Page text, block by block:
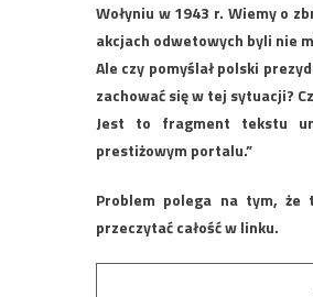
Wołyniu w 1943 r. Wiemy o
akcjach odwetowych byli nie
Ale czy pomyślał polski
zachować się w tej sytuacji?
Jest to fragment tekstu
prestiżowym portalu.”
Problem polega na tym, że
przeczytać całość w linku.